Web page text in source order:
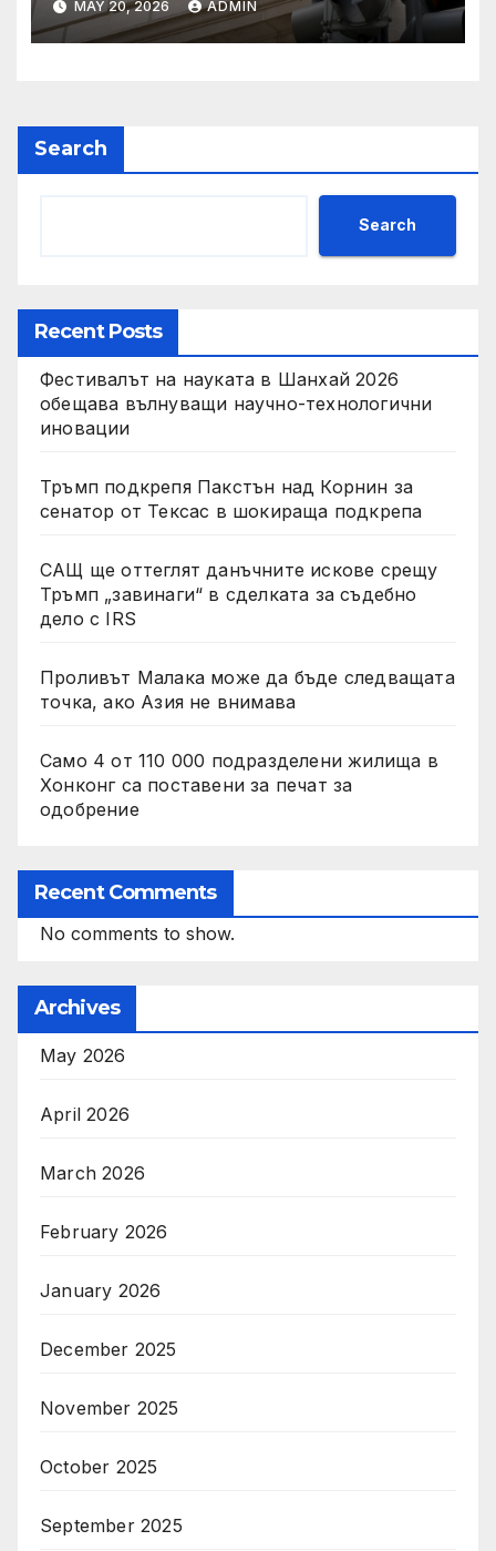
сделката за съдебно дело с
IRS
MAY 20, 2026 ADMIN
Search
Search
Recent Posts
Фестивалът на науката в Шанхай 2026
обещава вълнуващи научно-технологични
иновации
Тръмп подкрепя Пакстън над Корнин за
сенатор от Тексас в шокираща подкрепа
САЩ ще оттеглят данъчните искове срещу
Тръмп „завинаги“ в сделката за съдебно
дело с IRS
Проливът Малака може да бъде следващата
точка, ако Азия не внимава
Само 4 от 110 000 подразделени жилища в
Хонконг са поставени за печат за
одобрение
Recent Comments
No comments to show.
Archives
May 2026
April 2026
March 2026
February 2026
January 2026
December 2025
November 2025
October 2025
September 2025